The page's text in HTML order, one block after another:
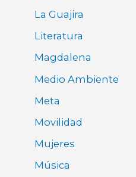
La Guajira
Literatura
Magdalena
Medio Ambiente
Meta
Movilidad
Mujeres
Música